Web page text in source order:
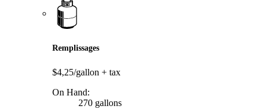
Remplissages
$4,25/gallon + tax
On Hand:
270 gallons